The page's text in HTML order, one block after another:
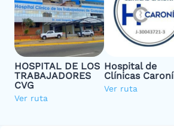
HOSPITAL DE LOS
TRABAJADORES
CVG
Ver ruta
Hospital de
Clínicas Caroní
Ver ruta